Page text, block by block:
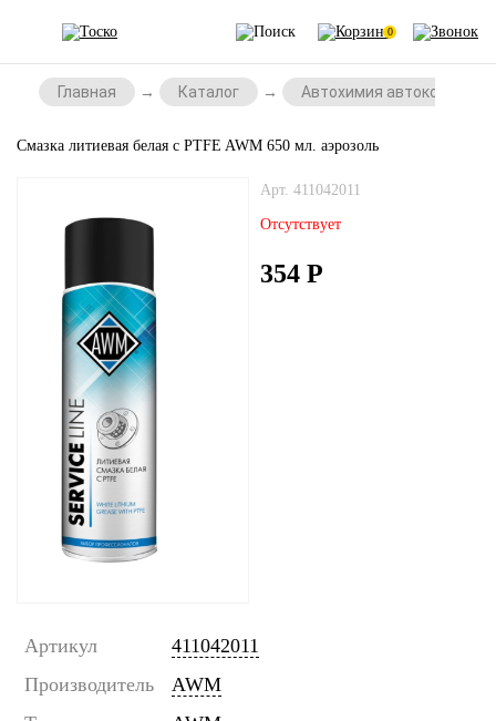
0
Главная Каталог Автохимия
Смазка литиевая белая с PTFE AWM 650 мл. аэрозоль
Арт. 411042011
Отсутствует
354 Р
Артикул
411042011
Производитель
AWM